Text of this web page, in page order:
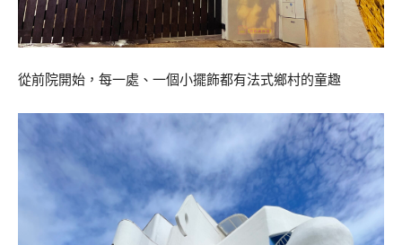
從前院開始，每一處、一個小擺飾都有法式鄉村的童趣